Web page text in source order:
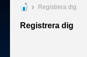
Registrera dig
Registrera dig